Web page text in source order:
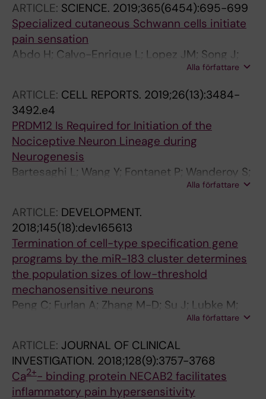
ARTICLE: SCIENCE. 2019;365(6454):695-699
Specialized cutaneous Schwann cells initiate
pain sensation
Abdo H; Calvo-Enrique L; Lopez JM; Song J;
Zhang M-D; Usoskin D; El Manira A; Adameyko
Alla författare
ARTICLE: CELL REPORTS. 2019;26(13):3484-
3492.e4
PRDM12 Is Required for Initiation of the
Nociceptive Neuron Lineage during
Neurogenesis
Bartesaghi L; Wang Y; Fontanet P; Wanderoy S;
Berger F; Wu H; Akkuratova N; Boucanova F;
Harrer P; Stendel C; Stucka R; Dusl M; Kastriti
ME; Croci L; Lai HC; Consalez GG; Pattyn A;
Ernfors P; Senderek J; Adameyko I; Lallemend
F; Hadjab S; Chrast R
Alla författare
ARTICLE: DEVELOPMENT.
2018;145(18):dev165613
Termination of cell-type specification gene
programs by the miR-183 cluster determines
the population sizes of low-threshold
mechanosensitive neurons
Peng C; Furlan A; Zhang M-D; Su J; Lubke M;
Lonnerberg P; Abdo H; Sontheimer J;Alla författare
ARTICLE: JOURNAL OF CLINICAL
INVESTIGATION. 2018;128(9):3757-3768
Ca2+- binding protein NECAB2 facilitates
inflammatory pain hypersensitivity